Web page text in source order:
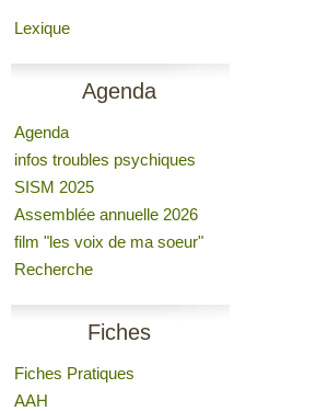
Lexique
Agenda
Agenda
infos troubles psychiques
SISM 2025
Assemblée annuelle 2026
film "les voix de ma soeur"
Recherche
Fiches
Fiches Pratiques
AAH